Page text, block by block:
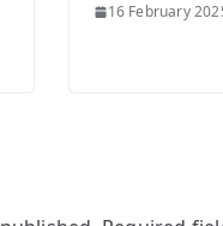
16 February